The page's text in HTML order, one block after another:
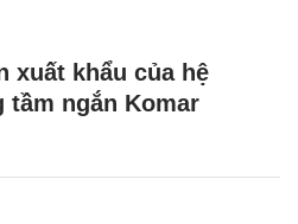
xuất khẩu của hệ
tầm ngắn Komar